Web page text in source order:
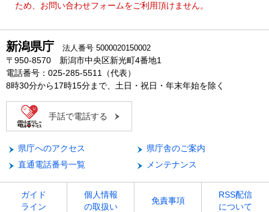
ため、お問い合わせフォームをご利用頂けません。
新潟県庁 法人番号 5000020150002
〒950-8570 新潟市中央区新光町4番地1
電話番号：025-285-5511（代表）
8時30分から17時15分まで、土日・祝日・年末年始を除く
手話で電話する
県庁へのアクセス
県庁舎のご案内
直通電話番号一覧
メンテナンス
ガイド
ライン
個人情報
の取扱い
免責事項
RSS配信
について